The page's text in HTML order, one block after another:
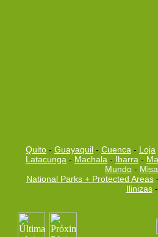
Quito - Guayaquil - Cuenca - Loja
Latacunga - Machala - Ibarra -
Mundo -
National Parks + Protected Areas-
Ilinizas-